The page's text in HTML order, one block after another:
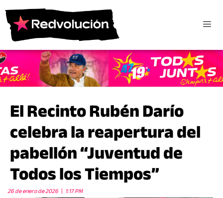
El Recinto Rubén Darío
celebra la reapertura del
pabellón “Juventud de
Todos los Tiempos”
26 de enero de 2026 1:17 PM